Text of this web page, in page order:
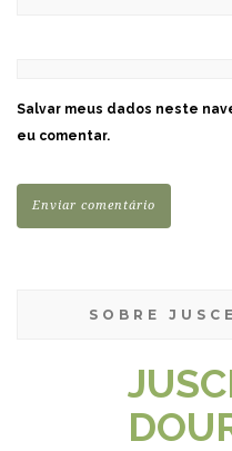
Salvar meus dados neste
eu comentar.
SOBRE